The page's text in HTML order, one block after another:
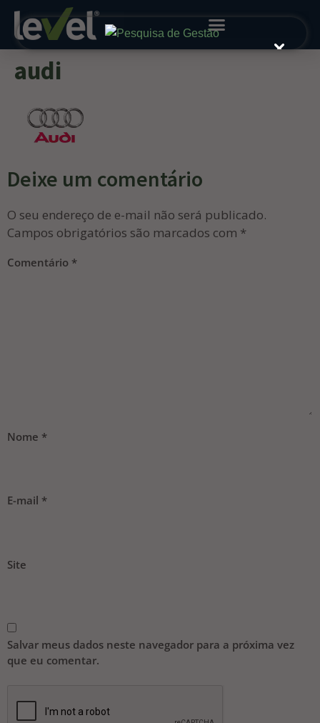
audi
Deixe um comentário
O seu endereço de e-mail não será publicado.
Campos obrigatórios são marcados com *
Comentário *
Nome *
E-mail *
Site
Salvar meus dados neste navegador para a próxima vez
que eu comentar.